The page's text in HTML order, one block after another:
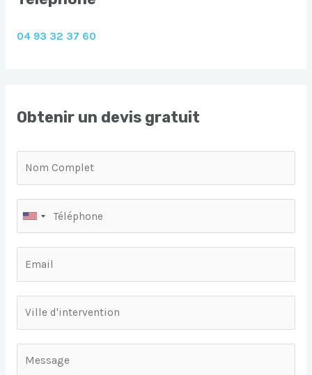
04 93 32 37 60
Obtenir un devis gratuit